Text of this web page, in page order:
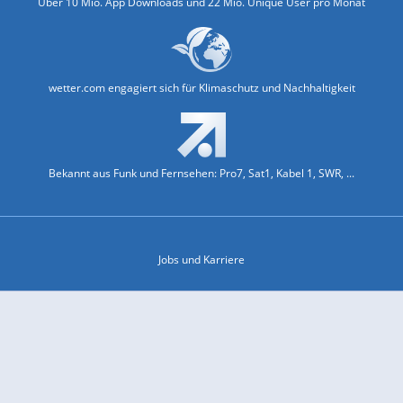
wetter.com engagiert sich für Klimaschutz und Nachhaltigkeit
Bekannt aus Funk und Fernsehen: Pro7, Sat1, Kabel 1, SWR, ...
Jobs und Karriere